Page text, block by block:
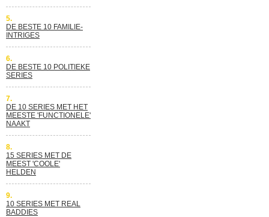
5.
DE BESTE 10 FAMILIE-
INTRIGES
6.
DE BESTE 10 POLITIEKE
SERIES
7.
DE 10 SERIES MET HET
MEESTE 'FUNCTIONELE'
NAAKT
8.
15 SERIES MET DE
MEEST 'COOLE'
HELDEN
9.
10 SERIES MET REAL
BADDIES